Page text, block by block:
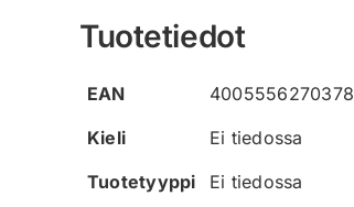
Tuotetiedot
EAN
4005556270378
Kieli
Ei tiedossa
Tuotetyyppi
Ei tiedossa